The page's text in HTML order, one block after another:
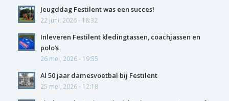
Jeugddag Festilent was een succes!
22 juni, 2026 - 18:32
Inleveren Festilent kledingtassen, coachjassen en
polo’s
26 mei, 2026 - 19:55
Al 50 jaar damesvoetbal bij Festilent
25 mei, 2026 - 12:18